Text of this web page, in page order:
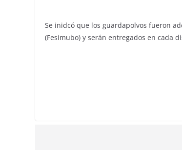
Se inidcó que los guardapolvos fueron
(Fesimubo) y serán entregados en cada